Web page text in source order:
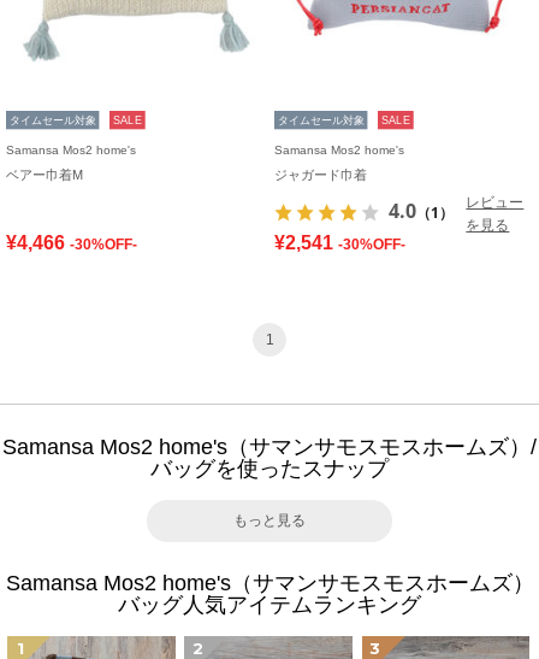
タイムセール対象 SALE
Samansa Mos2 home's
ベアー巾着M
¥4,466 -30%OFF-
タイムセール対象 SALE
Samansa Mos2 home's
ジャガード巾着
4.0 （1）
レビュー
を見る
¥2,541 -30%OFF-
1
Samansa Mos2 home's（サマンサモスモスホームズ）/
バッグを使ったスナップ
もっと見る
Samansa Mos2 home's（サマンサモスモスホームズ）
バッグ人気アイテムランキング
1 2 3